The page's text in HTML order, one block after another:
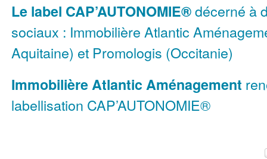
Le label CAP’AUTONOMIE®décerné à
sociaux : Immobilière Atlantic
Aquitaine) et Promologis (Occitanie)
Immobilière Atlantic Aménagement
labellisation CAP’AUTONOMIE®